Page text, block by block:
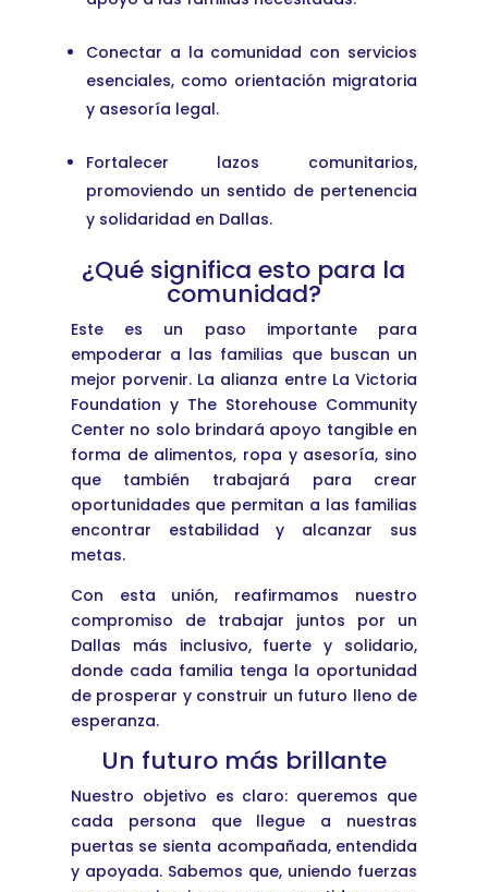
Conectar a la comunidad con servicios
esenciales, como orientación migratoria
y asesoría legal.
Fortalecer lazos comunitarios,
promoviendo un sentido de pertenencia
y solidaridad en Dallas.
¿Qué significa esto para la
comunidad?
Este es un paso importante para
empoderar a las familias que buscan un
mejor porvenir. La alianza entre La Victoria
Foundation y The Storehouse Community
Center no solo brindará apoyo tangible en
forma de alimentos, ropa y asesoría, sino
que también trabajará para crear
oportunidades que permitan a las familias
encontrar estabilidad y alcanzar sus
metas.
Con esta unión, reafirmamos nuestro
compromiso de trabajar juntos por un
Dallas más inclusivo, fuerte y solidario,
donde cada familia tenga la oportunidad
de prosperar y construir un futuro lleno de
esperanza.
Un futuro más brillante
Nuestro objetivo es claro: queremos que
cada persona que llegue a nuestras
puertas se sienta acompañada, entendida
y apoyada. Sabemos que, uniendo fuerzas